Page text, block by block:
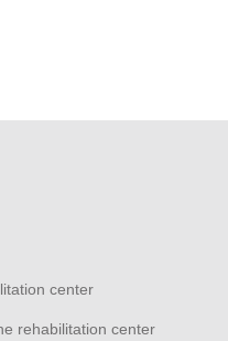
center
rehabilitation center